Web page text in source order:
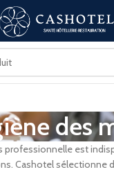
des
professionnelle est
Cashotel sélectionne